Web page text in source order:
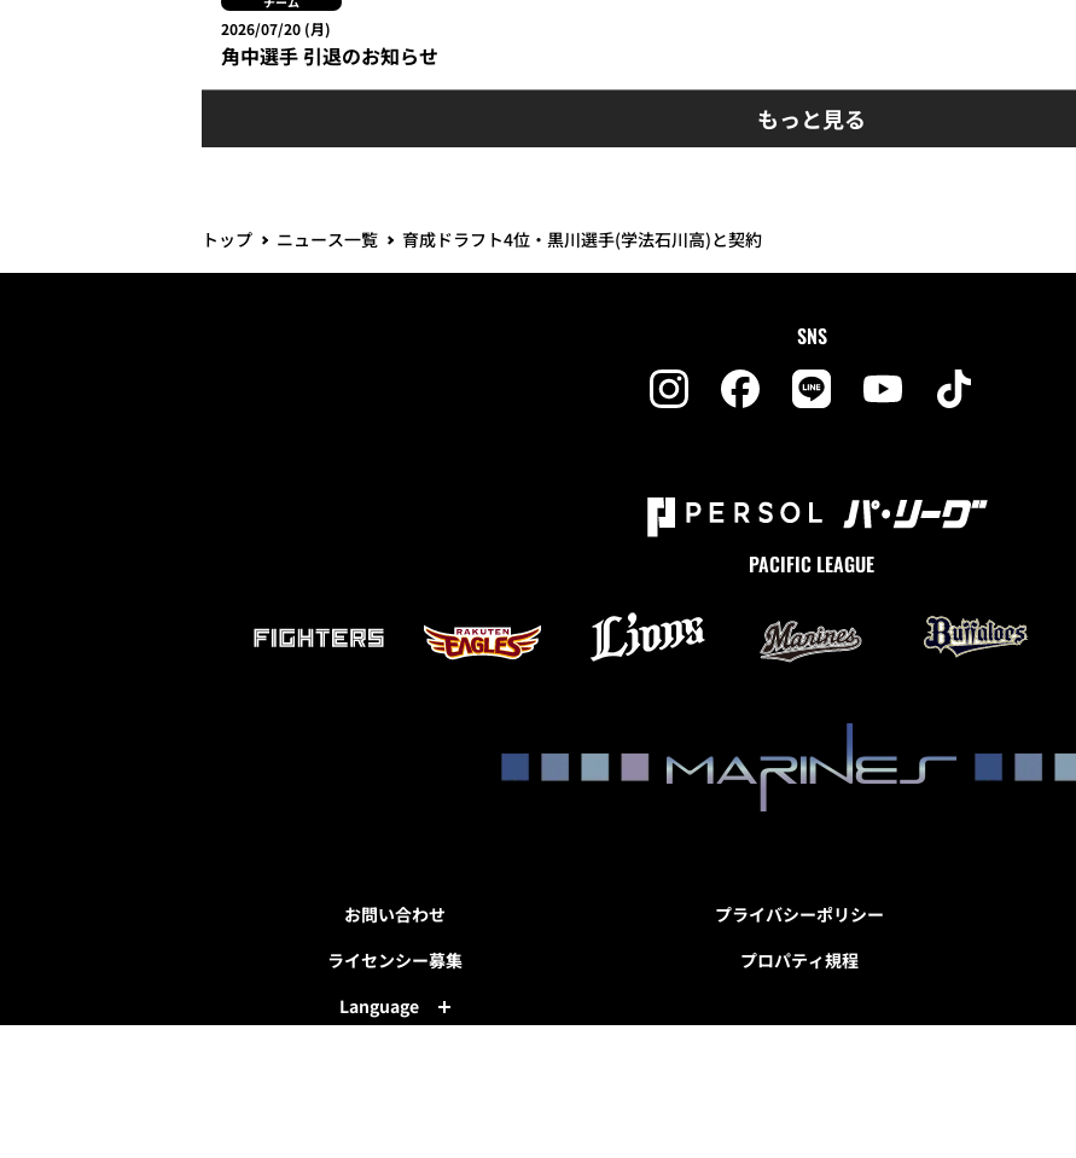
2026/07/20 (月)
角中選手 引退のお知らせ
もっと見る
トップ ニュース一覧 育成ドラフト4位・黒川選手(学法石川高)と契約
SNS
PACIFIC LEAGUE
お問い合わせ
ライセンシー募集
Language
プライバシーポリシー
プロパティ規程